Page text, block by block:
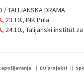
/ TALIJANSKA DRAMA
, 23.10., INK Pula
, 24.10., Talijanski institut
EU projekti